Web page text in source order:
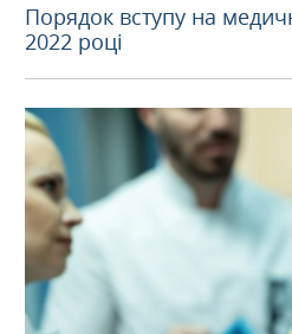
Порядок вступу на
2022 році